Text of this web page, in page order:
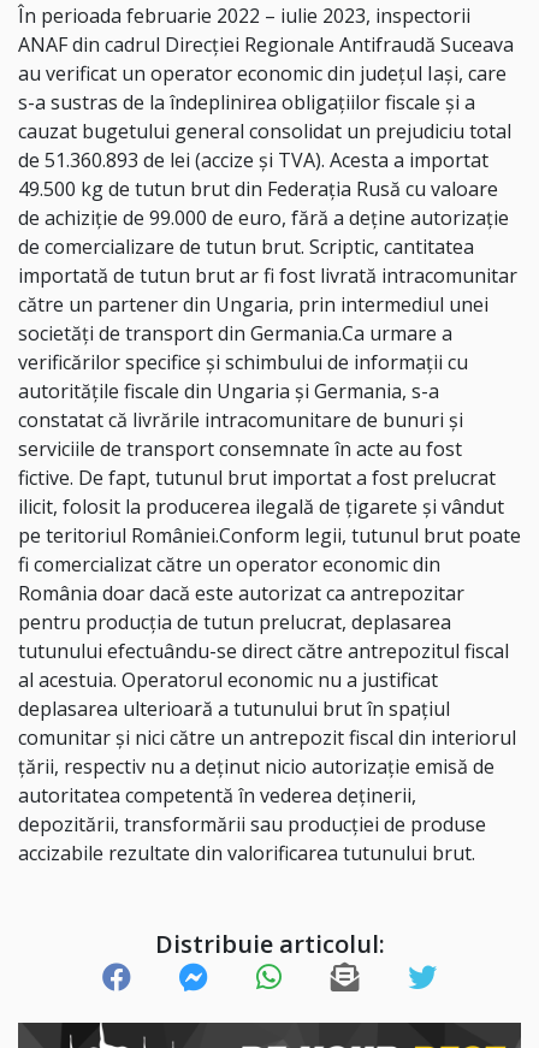
În perioada februarie 2022 – iulie 2023, inspectorii
ANAF din cadrul Direcției Regionale Antifraudă Suceava
au verificat un operator economic din județul Iași, care
s-a sustras de la îndeplinirea obligaţiilor fiscale și a
cauzat bugetului general consolidat un prejudiciu total
de 51.360.893 de lei (accize și TVA). Acesta a importat
49.500 kg de tutun brut din Federația Rusă cu valoare
de achiziție de 99.000 de euro, fără a deține autorizație
de comercializare de tutun brut. Scriptic, cantitatea
importată de tutun brut ar fi fost livrată intracomunitar
către un partener din Ungaria, prin intermediul unei
societăți de transport din Germania.Ca urmare a
verificărilor specifice și schimbului de informații cu
autoritățile fiscale din Ungaria și Germania, s-a
constatat că livrările intracomunitare de bunuri și
serviciile de transport consemnate în acte au fost
fictive. De fapt, tutunul brut importat a fost prelucrat
ilicit, folosit la producerea ilegală de țigarete și vândut
pe teritoriul României.Conform legii, tutunul brut poate
fi comercializat către un operator economic din
România doar dacă este autorizat ca antrepozitar
pentru producția de tutun prelucrat, deplasarea
tutunului efectuându-se direct către antrepozitul fiscal
al acestuia. Operatorul economic nu a justificat
deplasarea ulterioară a tutunului brut în spațiul
comunitar și nici către un antrepozit fiscal din interiorul
țării, respectiv nu a deținut nicio autorizație emisă de
autoritatea competentă în vederea deținerii,
depozitării, transformării sau producției de produse
accizabile rezultate din valorificarea tutunului brut.
Distribuie articolul: